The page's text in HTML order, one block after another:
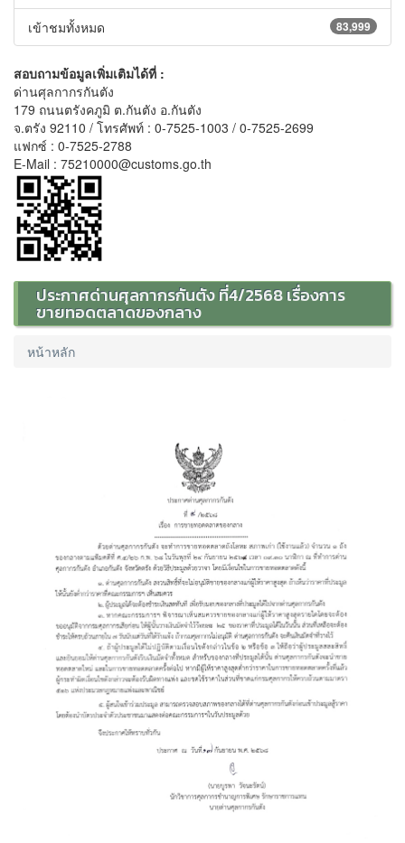
83,999
เข้าชมทั้งหมด
สอบถามข้อมูลเพิ่มเติมได้ที่ :
ด่านศุลกากรกันตัง
179 ถนนตรังคภูมิ ต.กันตัง อ.กันตัง
จ.ตรัง 92110 / โทรศัพท์ : 0-7525-1003 / 0-7525-2699
แฟกซ์ : 0-7525-2788
E-Mail : 75210000@customs.go.th
ประกาศด่านศุลกากรกันตัง ที่4/2568 เรื่องการ
ขายทอดตลาดของกลาง
หน้าหลัก